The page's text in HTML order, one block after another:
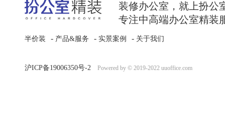
装修办公室，就上扮公
专注中高端办公室精装
半价装 - 产品&服务 - 实景案例 - 关于我们
沪ICP备19006350号-2 Powered by © 2019-2022 uuoffice.com